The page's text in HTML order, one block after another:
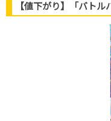
【値下がり】「バト